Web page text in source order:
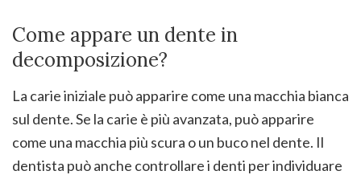
Come appare un dente in
decomposizione?
La carie iniziale può apparire come una macchia bianca
sul dente. Se la carie è più avanzata, può apparire
come una macchia più scura o un buco nel dente. Il
dentista può anche controllare i denti per individuare